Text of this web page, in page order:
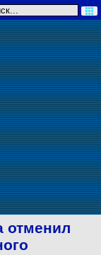
отменил